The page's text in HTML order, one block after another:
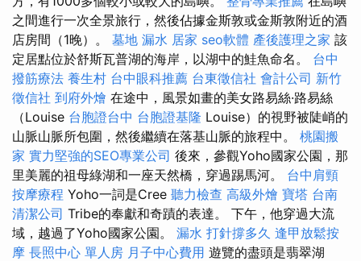
之間進行一次全景旅行，然後佔據金斯敦或金斯敦附近的酒
店房間（1晚）。 墓地 漏水 居家 seo軟體 產後護理之家 該
定居點位於舒斯瓦普湖的海岸，以湖中的鮭魚命名。 台中
撥筋療法 養生村 台中眼科推薦 台東徵信社 會計公司 新竹
徵信社 到府外燴 在途中，風景如畫的美女路易絲·路易絲
（Louise 台胞證台中 台胞證基隆 Louise）的視野被陡峭的
山脈山脈所包圍，然後繼續在落基山脈的旅程中。 桃園搬
家 實力堅強的SEO專業公司 後來，參觀Yoho國家公園，那
里美麗的祖母綠湖和一座天然橋，穿過踢馬河。 台中肩頸
按摩療程 Yoho一詞是Cree 聽力檢查 高級外燴 寶塔 台南
清潔公司 Tribe的奉獻和奇蹟的表達。 下午，他穿過大流
域，越過了Yoho國家公園。 漏水 打針撐多久 逢甲放鬆按
摩 長照中心 單人房 月子中心費用 遊覽的盡頭是翡翠湖